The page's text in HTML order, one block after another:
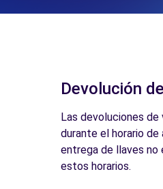
Devolución
Las devoluciones
durante el horario de
entrega de llaves no
estos horarios.